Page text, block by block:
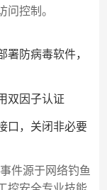
控制。
署防病毒软件，
双因子认证
口，关闭非必要
件源于网络钓鱼